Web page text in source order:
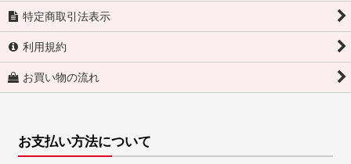
特定商取引法表示
利用規約
お買い物の流れ
お支払い方法について